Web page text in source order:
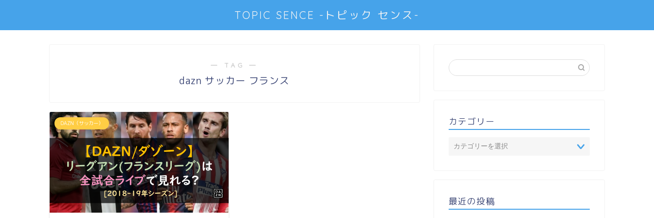
TOPIC SENCE -トピック センス-
― TAG ―
dazn サッカー フランス
DAZN（サッカー） カテゴリー
最近の投稿